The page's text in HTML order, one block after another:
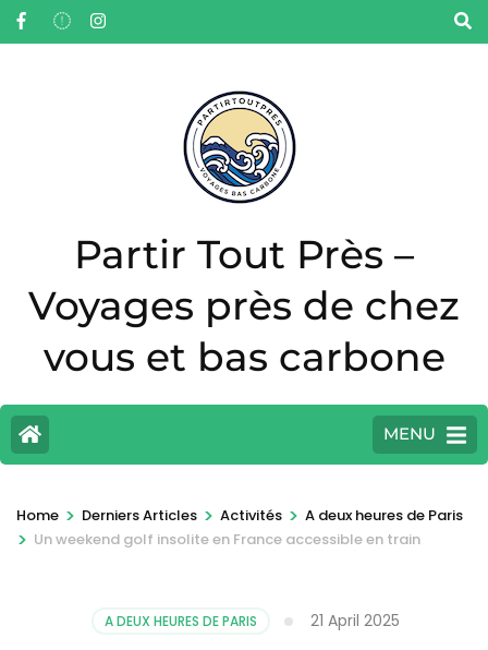
Partir Tout Près –
Voyages près de chez
vous et bas carbone
MENU
Home > Derniers Articles > Activités > A deux heures de Paris
> Un weekend golf insolite en France accessible en train
A DEUX HEURES DE PARIS 21 April 2025